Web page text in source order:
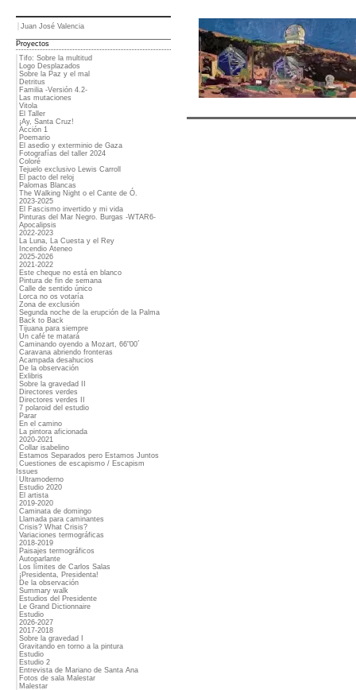
Juan José Valencia
Proyectos
Tifo: Sobre la multitud
Logo Desplazados
Sobre la Paz y el mal
Detritus
Familia -Versión 4.2-
Las mutaciones
Vitola
El Taller
¡Ay, Santa Cruz!
Acción 1
Poemario
El asedio y exterminio de Gaza
Fotografías del taller 2024
Coloré
Tejuelo exclusivo Lewis Carroll
El pacto del reloj
Palomas Blancas
The Walking Night o el Cante de Ó.
2023-2025
El Fascismo invertido y mi vida
Pinturas del Mar Negro. Burgas -WTAR6-
Apocalipsis
2022-2023
La Luna, La Cuesta y el Rey
Incendio Ateneo
2025-2026
2021-2022
Este cheque no está en blanco
Pintura de fin de semana
Calle de sentido único
Lorca no os votaría
Zona de exclusión
Segunda noche de la erupción de la Palma
Back to Back
Tijuana para siempre
Un café te matará
Caminando oyendo a Mozart, 66"00´
Caravana abriendo fronteras
Acampada desahucios
De la observación
Exlibris
Sobre la gravedad II
Directores verdes
Directores verdes II
7 polaroid del estudio
Parar
En el camino
La pintora aficionada
2020-2021
Collar isabelino
Estamos Separados pero Estamos Juntos
Cuestiones de escapismo / Escapism
Issues
Ultramoderno
Estudio 2020
El artista
2019-2020
Caminata de domingo
Llamada para caminantes
Crisis? What Crisis?
Variaciones termográficas
2018-2019
Paisajes termográficos
Autoparlante
Los límites de Carlos Salas
¡Presidenta, Presidenta!
De la observación
Summary walk
Estudios del Presidente
Le Grand Dictionnaire
Estudio
2026-2027
2017-2018
Sobre la gravedad I
Gravitando en torno a la pintura
Estudio
Estudio 2
Entrevista de Mariano de Santa Ana
Fotos de sala Malestar
Malestar